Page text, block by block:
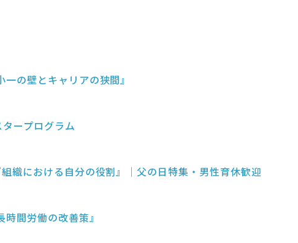
の壁とキャリアの狭間』
ープログラム
織における自分の役割』｜父の日特集・男性育休歓迎
間労働の改善策』